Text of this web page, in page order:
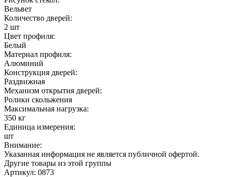
Вельвет
Количество дверей:
2 шт
Цвет профиля:
Белый
Материал профиля:
Алюминий
Конструкция дверей:
Раздвижная
Механизм открытия дверей:
Ролики скольжения
Максимальная нагрузка:
350 кг
Единица измерения:
шт
Внимание:
Указанная информация не является публичной офертой.
Другие товары из этой группы
Артикул: 0873